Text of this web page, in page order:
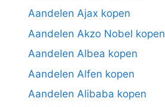
Aandelen Ajax kopen
Aandelen Akzo Nobel kopen
Aandelen Albea kopen
Aandelen Alfen kopen
Aandelen Alibaba kopen